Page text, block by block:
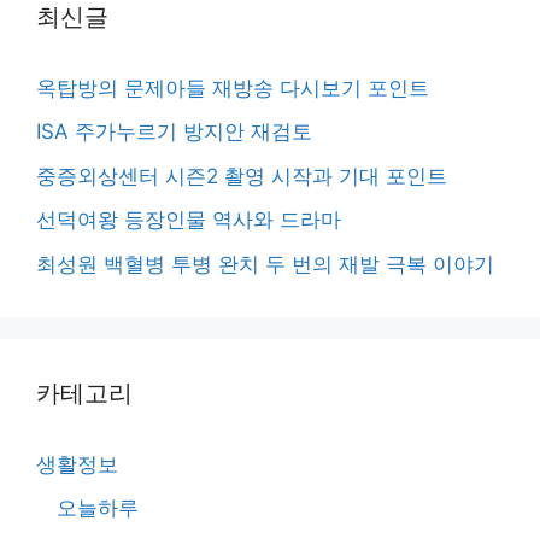
최신글
옥탑방의 문제아들 재방송 다시보기 포인트
ISA 주가누르기 방지안 재검토
중증외상센터 시즌2 촬영 시작과 기대 포인트
선덕여왕 등장인물 역사와 드라마
최성원 백혈병 투병 완치 두 번의 재발 극복 이야기
카테고리
생활정보
오늘하루